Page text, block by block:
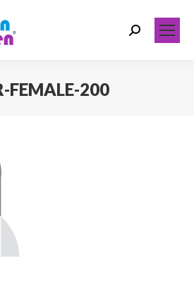
Search:
FEMALE-200